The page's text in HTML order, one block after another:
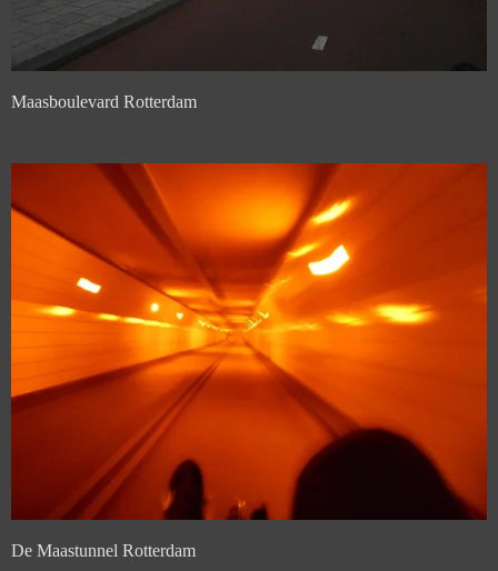
Maasboulevard Rotterdam
De Maastunnel Rotterdam